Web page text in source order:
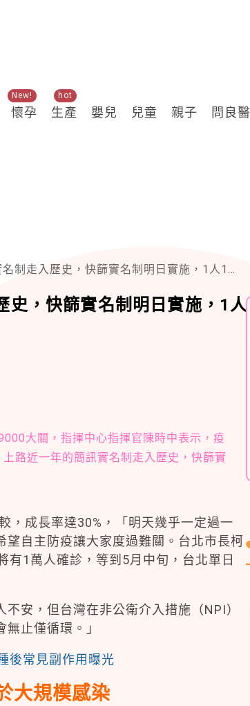
懷孕
New!
生產
hot
嬰兒 兒童 親子 問良醫
走入歷史，快篩實名制明日實施，1人1份含5劑
史，快篩實名制明日實施，1人
大關，指揮中心指揮官陳時中表示，疫
路近一年的簡訊實名制走入歷史，快篩實
成長率達30%，「明天幾乎一定過一
望自主防疫讓大家度過難關。台北市長柯
有1萬人確診，等到5月中旬，台北單日
安，但台灣在非公衛介入措施（NPI）
止僅循環。」
後常見副作用曝光
大規模感染